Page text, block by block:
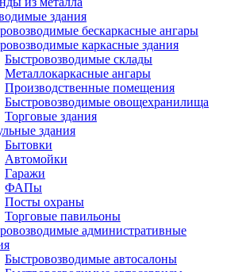
здания
бескаркасные ангары
каркасные здания
Быстровозводимые склады
Металлокаркасные ангары
Производственные помещения
Быстровозводимые овощехранилища
Торговые здания
здания
Бытовки
Автомойки
Гаражи
ФАПы
Посты охраны
Торговые павильоны
административные
Быстровозводимые автосалоны